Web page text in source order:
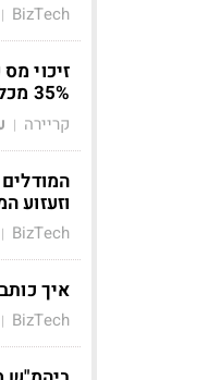
BizTech
|
35% מכל שקל שתרמתם
קריירה |
וזעזוע
BizTech
|
איך
BizTech
|